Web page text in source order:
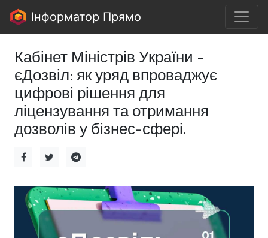
Інформатор Прямо
Кабінет Міністрів України -
єДозвіл: як уряд впроваджує
цифрові рішення для
ліцензування та отримання
дозволів у бізнес-сфері.